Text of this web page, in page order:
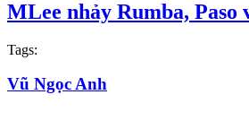
MLee nhảy Rumba, Paso
Tags:
Vũ Ngọc Anh